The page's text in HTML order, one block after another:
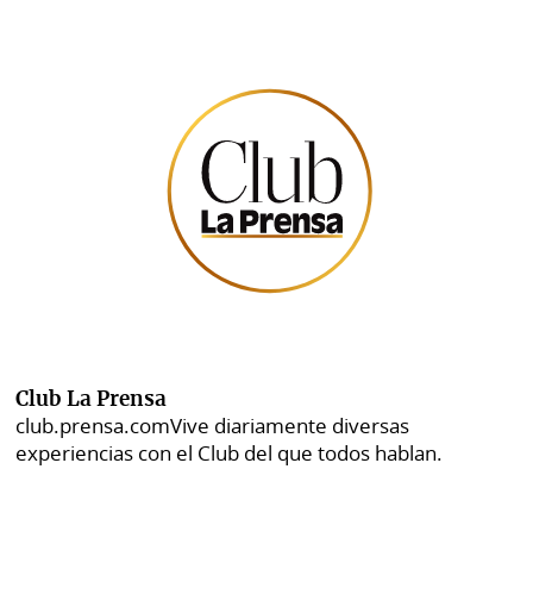
Club La Prensa
club.prensa.comVive diariamente diversas
experiencias con el Club del que todos hablan.